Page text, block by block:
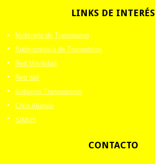
LINKS DE INTERÉS
Ministerio de Transportes
Subsecretaría de Transportes
Red Movilidad
Red bip!
Gobierno Transparente
Chile Atiende
SIMUS
CONTACTO